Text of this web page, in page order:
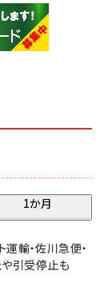
1か月
輸・佐川急便・
引受停止も